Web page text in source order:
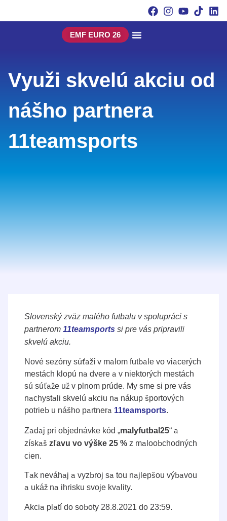
EMF EURO 26
Využi skvelú akciu od
nášho partnera
11teamsports
Slovenský zväz malého futbalu v spolupráci s
partnerom 11teamsports si pre vás pripravili
skvelú akciu.
Nové sezóny súťaží v malom futbale vo viacerých
mestách klopú na dvere a v niektorých mestách
sú súťaže už v plnom prúde. My sme si pre vás
nachystali skvelú akciu na nákup športových
potrieb u nášho partnera 11teamsports.
Zadaj pri objednávke kód „malyfutbal25“ a
získaš zľavu vo výške 25 % z maloobchodných
cien.
Tak neváhaj a vyzbroj sa tou najlepšou výbavou
a ukáž na ihrisku svoje kvality.
Akcia platí do soboty 28.8.2021 do 23:59.